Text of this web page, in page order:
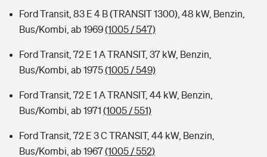
Ford Transit, 83 E 4 B (TRANSIT 1300), 48 kW, Benzin,
Bus/Kombi, ab 1969(1005 / 547)
Ford Transit, 72 E 1 A TRANSIT, 37 kW, Benzin,
Bus/Kombi, ab 1975(1005 / 549)
Ford Transit, 72 E 1 A TRANSIT, 44 kW, Benzin,
Bus/Kombi, ab 1971 (1005 / 551)
Ford Transit, 72 E 3 C TRANSIT, 44 kW, Benzin,
Bus/Kombi, ab 1967(1005 / 552)